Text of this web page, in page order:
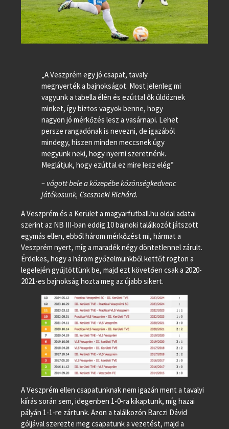
„A Veszprém egy jó csapat, tavaly
megnyerték a bajnokságot. Most jelenleg mi
vagyunk a tabella élén és ezúttal ők üldöznek
minket, így biztos vagyok benne, hogy
nagyon jó mérkőzés lesz a vasárnapi. Lehet
persze rangadónak is nevezni, de igazából
mindegy, hiszen minden meccsnek úgy
megyünk neki, hogy nyerni szeretnénk.
Meglátjuk, hogy ezúttal ez mire lesz elég”
– vágott bele a közepébe közönségkedvenc
játékosunk, Cseszneki Richárd.
A Veszprém és a Kerület a magyarfutball.hu oldal adatai
szerint az NB III-ban eddig 10 bajnoki találkozót játszott
egymás ellen, ebből három mérkőzést mi, hármat a
Veszprém nyert, míg a maradék négy döntetlennel zárult.
Érdekes, hogy a három győzelmünkből kettőt rögtön a
legelején gyűjtöttünk be, majd ezt követően csak a 2020-
2021-es bajnokság hozta meg az újabb sikert.
A Veszprém ellen csapatunknak nem igazán ment a tavalyi
kiírás során sem, idegenben 1-0-ra kikaptunk, míg hazai
pályán 1-1-re zártunk. Azon a találkozón Barczi Dávid
góljával szerezte meg csapatunk a vezetést, majd a